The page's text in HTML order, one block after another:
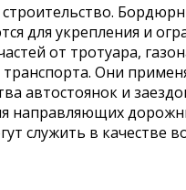
для укрепления и
от тротуара,
Они
автостоянок и
направляющих
служить в качестве